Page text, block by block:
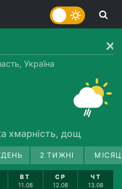
Україна
хмарність, дощ
2 ТИЖНІ
ВТ
11.08
СР
12.08
ЧТ
13.08